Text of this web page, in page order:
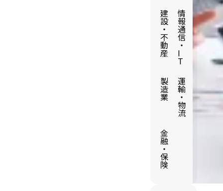
建
設
・
不
動
産
情
報
通
信
・
I
T
製
造
業
運
輸
・
物
流
金
融
・
保
険